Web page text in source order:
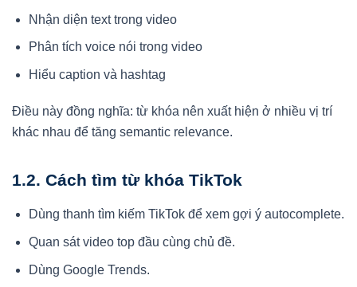
Nhận diện text trong video
Phân tích voice nói trong video
Hiểu caption và hashtag
Điều này đồng nghĩa: từ khóa nên xuất hiện ở nhiều vị trí
khác nhau để tăng semantic relevance.
1.2. Cách tìm từ khóa TikTok
Dùng thanh tìm kiếm TikTok để xem gợi ý autocomplete.
Quan sát video top đầu cùng chủ đề.
Dùng Google Trends.